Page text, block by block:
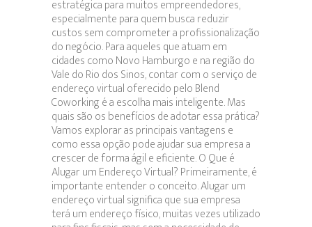
estratégica para muitos empreendedores,
especialmente para quem busca reduzir
custos sem comprometer a profissionalização
do negócio. Para aqueles que atuam em
cidades como Novo Hamburgo e na região do
Vale do Rio dos Sinos, contar com o serviço de
endereço virtual oferecido pelo Blend
Coworking é a escolha mais inteligente. Mas
quais são os benefícios de adotar essa prática?
Vamos explorar as principais vantagens e
como essa opção pode ajudar sua empresa a
crescer de forma ágil e eficiente. O Que é
Alugar um Endereço Virtual? Primeiramente, é
importante entender o conceito. Alugar um
endereço virtual significa que sua empresa
terá um endereço físico, muitas vezes utilizado